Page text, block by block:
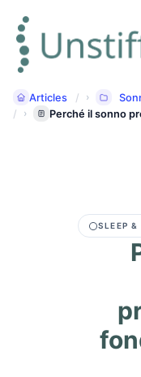
Articles
Perché il sonno
SLEEP &